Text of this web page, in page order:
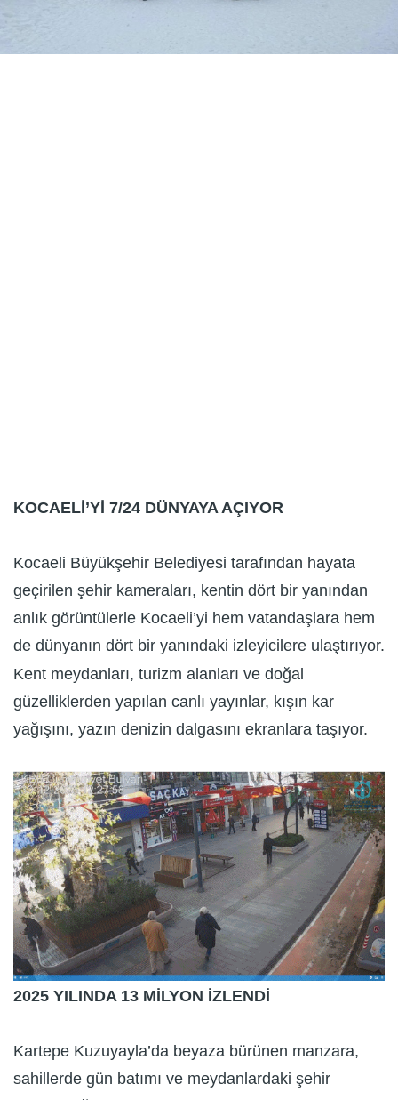
KOCAELİ’Yİ 7/24 DÜNYAYA AÇIYOR
Kocaeli Büyükşehir Belediyesi tarafından hayata
geçirilen şehir kameraları, kentin dört bir yanından
anlık görüntülerle Kocaeli’yi hem vatandaşlara hem
de dünyanın dört bir yanındaki izleyicilere ulaştırıyor.
Kent meydanları, turizm alanları ve doğal
güzelliklerden yapılan canlı yayınlar, kışın kar
yağışını, yazın denizin dalgasını ekranlara taşıyor.
2025 YILINDA 13 MİLYON İZLENDİ
Kartepe Kuzuyayla’da beyaza bürünen manzara,
sahillerde gün batımı ve meydanlardaki şehir